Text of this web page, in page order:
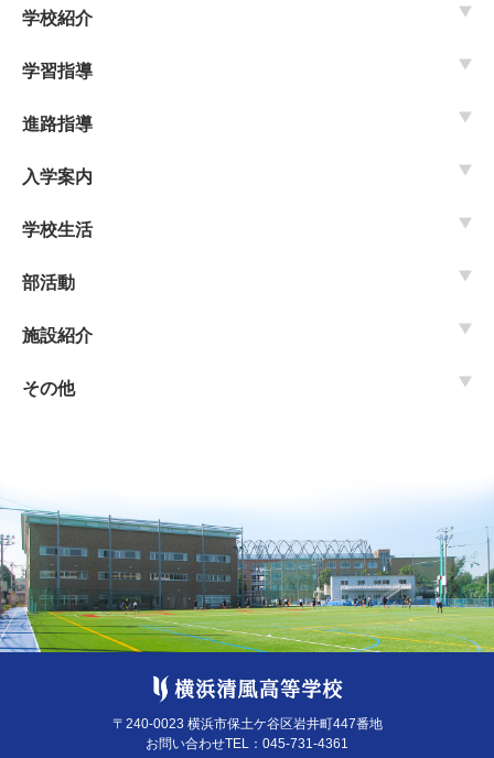
学校紹介
学習指導
進路指導
入学案内
学校生活
部活動
施設紹介
その他
〒240-0023 横浜市保土ケ谷区岩井町447番地
お問い合わせTEL： 045-731-4361